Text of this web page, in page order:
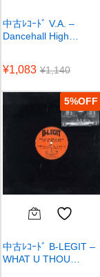
中古ﾚｺｰﾄﾞ V.A. –
Dancehall High…
¥1,083 ¥1,140
5%
中古ﾚｺｰﾄﾞ B-LEGIT –
WHAT U THOU…